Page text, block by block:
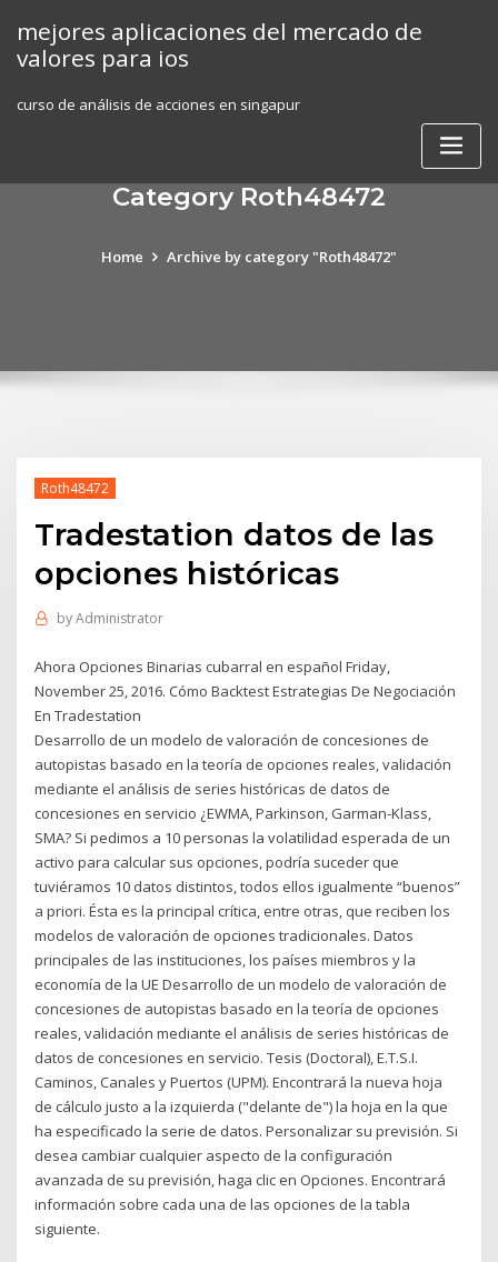
content
mejores aplicaciones del mercado de
valores para ios
curso de análisis de acciones en singapur
Category Roth48472
Home Archive by category "Roth48472"
Roth48472
Tradestation datos de las
opciones históricas
byAdministrator
Ahora Opciones Binarias cubarral en español Friday,
November 25, 2016. Cómo Backtest Estrategias De Negociación
En Tradestation
Desarrollo de un modelo de valoración de concesiones de
autopistas basado en la teoría de opciones reales, validación
mediante el análisis de series históricas de datos de
concesiones en servicio ¿EWMA, Parkinson, Garman-Klass,
SMA? Si pedimos a 10 personas la volatilidad esperada de un
activo para calcular sus opciones, podría suceder que
tuviéramos 10 datos distintos, todos ellos igualmente “buenos”
a priori. Ésta es la principal crítica, entre otras, que reciben los
modelos de valoración de opciones tradicionales. Datos
principales de las instituciones, los países miembros y la
economía de la UE Desarrollo de un modelo de valoración de
concesiones de autopistas basado en la teoría de opciones
reales, validación mediante el análisis de series históricas de
datos de concesiones en servicio. Tesis (Doctoral), E.T.S.I.
Caminos, Canales y Puertos (UPM). Encontrará la nueva hoja
de cálculo justo a la izquierda ("delante de") la hoja en la que
ha especificado la serie de datos. Personalizar su previsión. Si
desea cambiar cualquier aspecto de la configuración
avanzada de su previsión, haga clic en Opciones. Encontrará
información sobre cada una de las opciones de la tabla
siguiente.